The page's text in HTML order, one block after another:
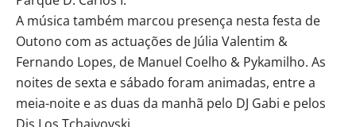
A música também marcou presença nesta festa de
Outono com as actuações de Júlia Valentim &
Fernando Lopes, de Manuel Coelho & Pykamilho. As
noites de sexta e sábado foram animadas, entre a
meia-noite e as duas da manhã pelo DJ Gabi e pelos